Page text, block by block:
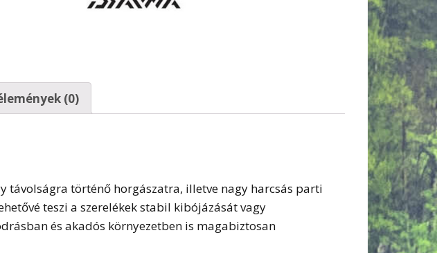
(0)
távolságra történő horgászatra, illetve nagy harcsás parti
teszi a szerelékek stabil kibójázását vagy
és akadós környezetben is magabiztosan